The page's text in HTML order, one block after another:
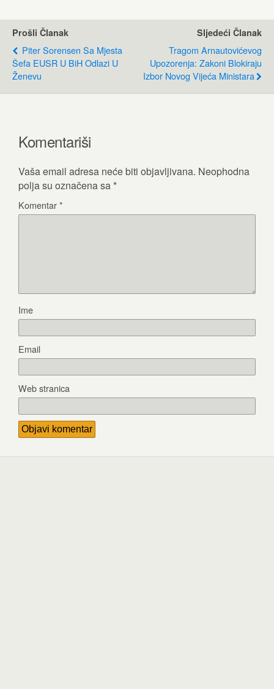
Prošli Članak
Piter Sorensen Sa Mjesta
Šefa EUSR U BiH Odlazi U
Ženevu
Sljedeći Članak
Tragom Arnautovićevog
Upozorenja: Zakoni Blokiraju
Izbor Novog Vijeća Ministara
Komentariši
Vaša email adresa neće biti objavljivana. Neophodna
polja su označena sa *
Komentar*
Ime
Email
Web stranica